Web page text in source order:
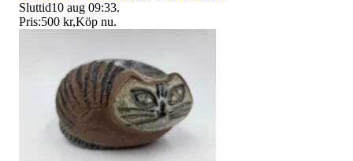
Sluttid10 aug 09:33.
Pris:500 kr,Köp nu.